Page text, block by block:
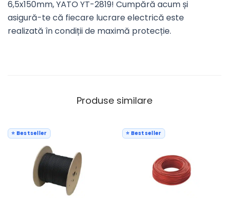
6,5x150mm, YATO YT-2819! Cumpără acum și
asigură-te că fiecare lucrare electrică este
realizată în condiții de maximă protecție.
Produse similare
⭐ Bestseller ⭐ Bestseller